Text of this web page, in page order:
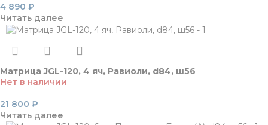
4 890 ₽
Читать далее
Матрица JGL-120, 4 яч, Равиоли, d84, ш56
Нет в наличии
21 800 ₽
Читать далее